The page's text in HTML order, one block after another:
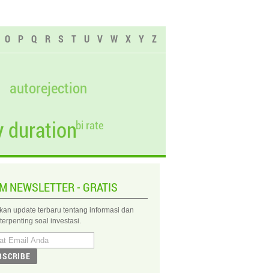
O P Q R S T U V W X Y Z
duration
autorejection
bi rate
NEWSLETTER - GRATIS
update terbaru tentang informasi dan
soal investasi.